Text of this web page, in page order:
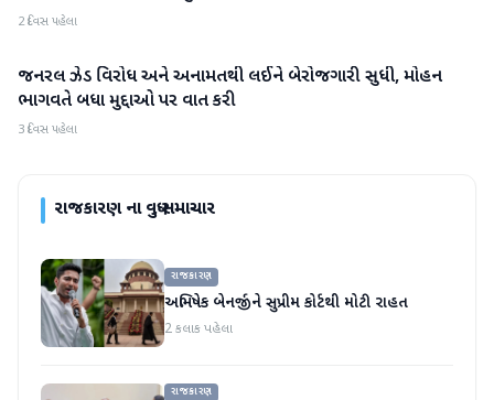
2 દિવસ પહેલા
રાજકારણ
જનરલ ઝેડ વિરોધ અને અનામતથી લઈને બેરોજગારી સુધી, મોહન
ભાગવતે બધા મુદ્દાઓ પર વાત કરી
3 દિવસ પહેલા
રાજકારણના વધુ સમાચાર
રાજકારણ
અભિષેક બેનર્જીને સુપ્રીમ કોર્ટથી મોટી રાહત
2 કલાક પહેલા
રાજકારણ